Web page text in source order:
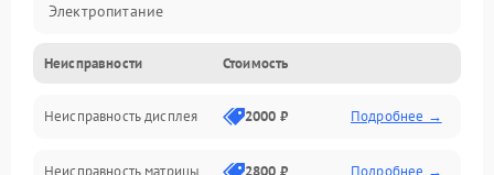
Электропитание
Видео
ПО
Неисправности Стоимость
Неисправность дисплея 2000 ₽ Подробнее →
Неисправность матрицы 2800 ₽ Подробнее →